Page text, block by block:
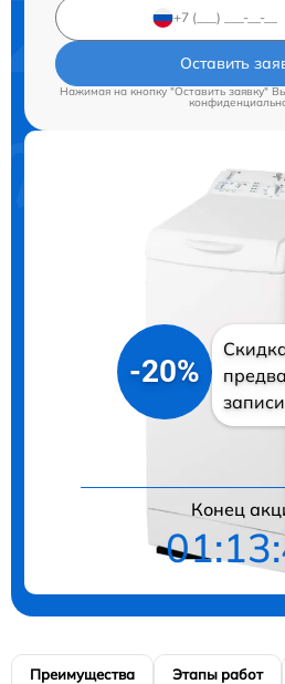
Оставить
Нажимая на кнопку "Оставить заявку"
-20%
Конец
Преимущества Этапы работ